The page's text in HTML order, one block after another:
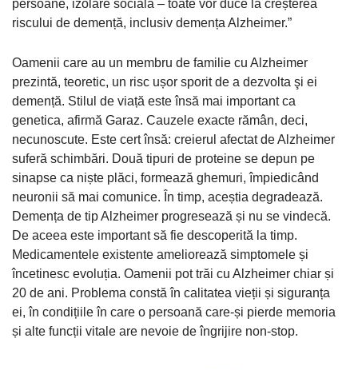
persoane, izolare socială – toate vor duce la creșterea
riscului de demență, inclusiv demența Alzheimer.”
Oamenii care au un membru de familie cu Alzheimer
prezintă, teoretic, un risc ușor sporit de a dezvolta şi ei
demență. Stilul de viață este însă mai important ca
genetica, afirmă Garaz. Cauzele exacte rămân, deci,
necunoscute. Este cert însă: creierul afectat de Alzheimer
suferă schimbări. Două tipuri de proteine se depun pe
sinapse ca niște plăci, formează ghemuri, împiedicând
neuronii să mai comunice. În timp, aceștia degradează.
Demența de tip Alzheimer progresează și nu se vindecă.
De aceea este important să fie descoperită la timp.
Medicamentele existente ameliorează simptomele și
încetinesc evoluția. Oamenii pot trăi cu Alzheimer chiar și
20 de ani. Problema constă în calitatea vieții și siguranța
ei, în condițiile în care o persoană care-și pierde memoria
și alte funcții vitale are nevoie de îngrijire non-stop.